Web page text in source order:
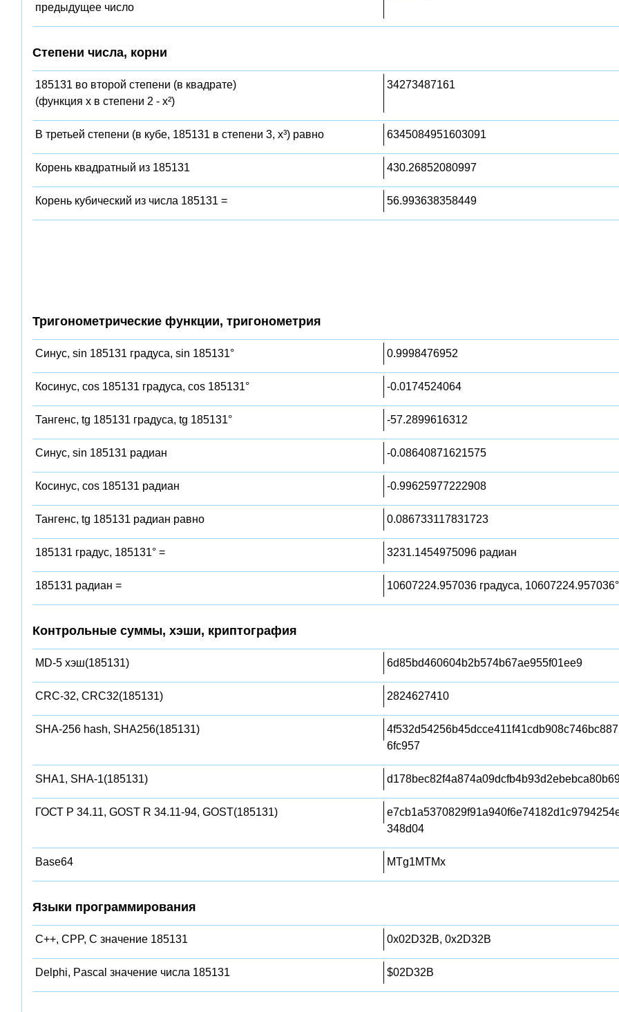
предыдущее число
Степени числа, корни
185131 во второй степени (в квадрате)
(функция x в степени 2 - x²)
34273487161
В третьей степени (в кубе, 185131 в степени 3, x³) равно 6345084951603091
Корень квадратный из 185131 430.26852080997
Корень кубический из числа 185131 = 56.993638358449
Тригонометрические функции, тригонометрия
Синус, sin 185131 градуса, sin 185131° 0.9998476952
Косинус, cos 185131 градуса, cos 185131° -0.0174524064
Тангенс, tg 185131 градуса, tg 185131° -57.2899616312
Синус, sin 185131 радиан -0.08640871621575
Косинус, cos 185131 радиан -0.99625977222908
Тангенс, tg 185131 радиан равно 0.086733117831723
185131 градус, 185131° = 3231.1454975096 радиан
185131 радиан = 10607224.957036 градуса, 10607224.957036°
Контрольные суммы, хэши, криптография
MD-5 хэш(185131) 6d85bd460604b2b574b67ae955f01ee9
CRC-32, CRC32(185131) 2824627410
SHA-256 hash, SHA256(185131)
6fc957
SHA1, SHA-1(185131)
ГОСТ Р 34.11, GOST R 34.11-94, GOST(185131)
348d04
Base64 MTg1MTMx
Языки программирования
C++, CPP, C значение 185131 0x02D32B, 0x2D32B
Delphi, Pascal значение числа 185131 $02D32B